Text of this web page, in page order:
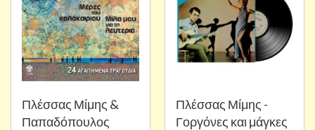
Πλέσσας Μίμης &
Παπαδόπουλος
Πλέσσας Μίμης -
Γοργόνες και μάγκες